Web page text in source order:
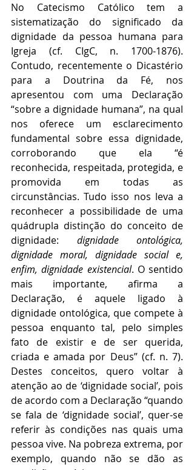
No Catecismo Católico tem a
sistematização do significado da
dignidade da pessoa humana para
Igreja (cf. CIgC, n. 1700-1876).
Contudo, recentemente o Dicastério
para a Doutrina da Fé, nos
apresentou com uma Declaração
“sobre a dignidade humana”, na qual
nos oferece um esclarecimento
fundamental sobre essa dignidade,
corroborando que ela “é
reconhecida, respeitada, protegida, e
promovida em todas as
circunstâncias. Tudo isso nos leva a
reconhecer a possibilidade de uma
quádrupla distinção do conceito de
dignidade: dignidade ontológica,
dignidade moral, dignidade social e,
enfim, dignidade existencial. O sentido
mais importante, afirma a
Declaração, é aquele ligado à
dignidade ontológica, que compete à
pessoa enquanto tal, pelo simples
fato de existir e de ser querida,
criada e amada por Deus” (cf. n. 7).
Destes conceitos, quero voltar à
atenção ao de ‘dignidade social’, pois
de acordo com a Declaração “quando
se fala de ‘dignidade social’, quer-se
referir às condições nas quais uma
pessoa vive. Na pobreza extrema, por
exemplo, quando não se dão as